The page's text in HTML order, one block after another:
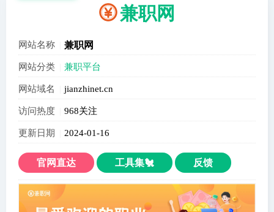
兼职网
网站名称 兼职网
网站分类 兼职平台
网站域名 jianzhinet.cn
访问热度 968关注
更新日期 2024-01-16
官网直达 工具集🐔 反馈